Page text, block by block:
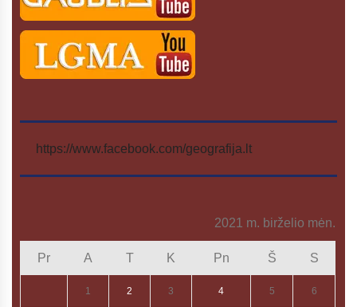
https://www.facebook.com/geografija.lt
2021 m. birželio mėn.
Pr A T K Pn Š S
1 2 3 4 5 6